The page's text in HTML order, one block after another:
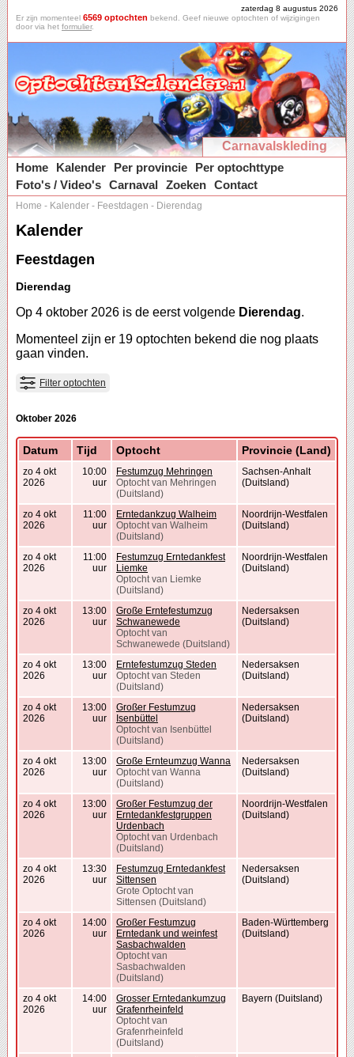
zaterdag 8 augustus 2026
Er zijn momenteel 6569 optochten bekend. Geef nieuwe optochten of wijzigingen
door via het formulier.
Carnavalskleding
Home
Kalender Per provincie
Per optochttype
Foto's / Video's Carnaval Zoeken Contact
Home - Kalender - Feestdagen - Dierendag
Kalender
Feestdagen
Dierendag
Op 4 oktober 2026 is de eerst volgende Dierendag.
Momenteel zijn er 19 optochten bekend die nog plaats
gaan vinden.
Filter optochten
Oktober 2026
Datum Tijd Optocht Provincie (Land)
zo 4 okt
2026
10:00
uur
Festumzug Mehringen
Optocht van Mehringen
(Duitsland)
Sachsen-Anhalt
(Duitsland)
zo 4 okt
2026
11:00
uur
Erntedankzug Walheim
Optocht van Walheim
(Duitsland)
Noordrijn-Westfalen
(Duitsland)
zo 4 okt
2026
11:00
uur
Festumzug Erntedankfest
Liemke
Optocht van Liemke
(Duitsland)
Noordrijn-Westfalen
(Duitsland)
zo 4 okt
2026
13:00
uur
Große Erntefestumzug
Schwanewede
Optocht van
Schwanewede (Duitsland)
Nedersaksen
(Duitsland)
zo 4 okt
2026
13:00
uur
Erntefestumzug Steden
Optocht van Steden
(Duitsland)
Nedersaksen
(Duitsland)
zo 4 okt
2026
13:00
uur
Großer Festumzug
Isenbüttel
Optocht van Isenbüttel
(Duitsland)
Nedersaksen
(Duitsland)
zo 4 okt
2026
13:00
uur
Große Ernteumzug Wanna
Optocht van Wanna
(Duitsland)
Nedersaksen
(Duitsland)
zo 4 okt
2026
13:00
uur
Großer Festumzug der
Erntedankfestgruppen
Urdenbach
Optocht van Urdenbach
(Duitsland)
Noordrijn-Westfalen
(Duitsland)
zo 4 okt
2026
13:30
uur
Festumzug Erntedankfest
Sittensen
Grote Optocht van
Sittensen (Duitsland)
Nedersaksen
(Duitsland)
zo 4 okt
2026
14:00
uur
Großer Festumzug
Erntedank und weinfest
Sasbachwalden
Optocht van
Sasbachwalden
(Duitsland)
Baden-Württemberg
(Duitsland)
zo 4 okt
2026
14:00
uur
Grosser Erntedankumzug
Grafenrheinfeld
Optocht van
Grafenrheinfeld
(Duitsland)
Bayern (Duitsland)